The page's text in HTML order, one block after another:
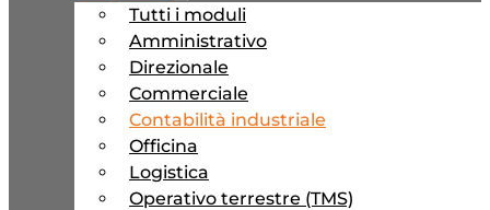
Tutti i moduli
Amministrativo
Direzionale
Commerciale
Contabilità industriale
Officina
Logistica
Operativo terrestre (TMS)